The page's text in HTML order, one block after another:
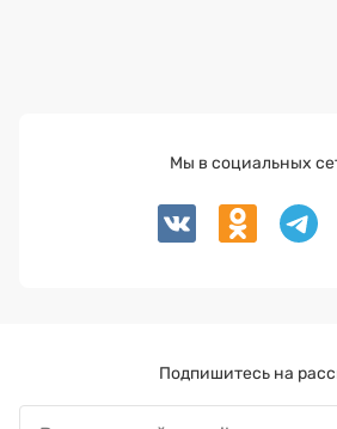
Мы в социальных
Подпишитесь на